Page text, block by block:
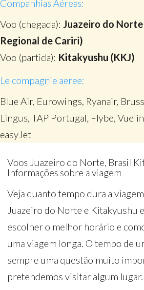
Companhias Aéreas:
Voo (chegada): Juazeiro do
Regional de Cariri)
Voo (partida): Kitakyushu (KKJ)
Le compagnie aeree:
Blue Air, Eurowings, Ryanair,
Lingus, TAP Portugal, Flybe,
easyJet
Voos Juazeiro do Norte, Brasil
Informações sobre a viagem
Veja quanto tempo dura a
Juazeiro do Norte e Kitakyushu
escolher o melhor horário e
uma viagem longa. O tempo de
sempre uma questão muito
pretendemos visitar algum lugar.